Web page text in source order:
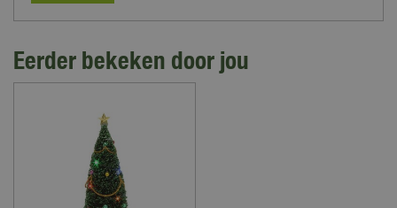
Eerder bekeken door jou